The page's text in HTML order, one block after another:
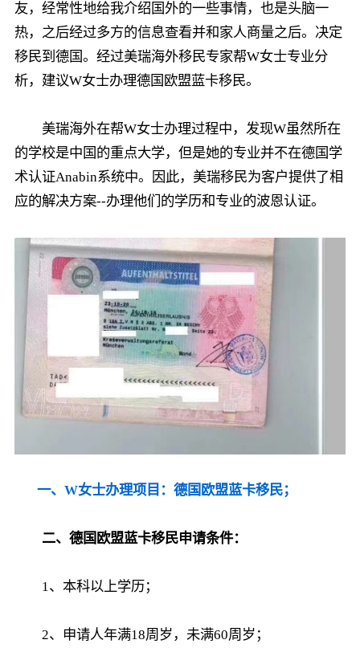
友，经常性地给我介绍国外的一些事情，也是头脑一
热，之后经过多方的信息查看并和家人商量之后。决定
移民到德国。经过美瑞海外移民专家帮W女士专业分
析，建议W女士办理德国欧盟蓝卡移民。
美瑞海外在帮W女士办理过程中，发现W虽然所在
的学校是中国的重点大学，但是她的专业并不在德国学
术认证Anabin系统中。因此，美瑞移民为客户提供了相
应的解决方案--办理他们的学历和专业的波恩认证。
一、W女士办理项目：德国欧盟蓝卡移民；
二、德国欧盟蓝卡移民申请条件：
1、本科以上学历；
2、申请人年满18周岁，未满60周岁；